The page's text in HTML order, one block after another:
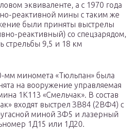
эквиваленте, а с 1970 года
реактивной мины с таким же
были приняты выстрелы
реактивный) со спецзарядом,
стрельбы 9,5 и 18 км
мм миномета «Тюльпан» была
на вооружение управляемая
1К113 «Смельчак». В состав
входят выстрел ЗВ84 (2ВФ4) с
миной ЗФ5 и лазерный
1Д15 или 1Д20.